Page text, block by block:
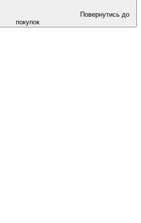
Повернутись до
покупок